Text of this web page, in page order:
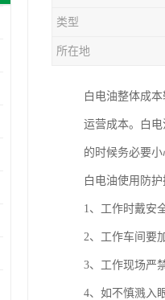
类型
所在地
白电油整体成
运营成本。白
的时候务必要
白电油使用防护
1、工作时戴安
2、工作车间要
3、工作现场严
4、如不慎溅入